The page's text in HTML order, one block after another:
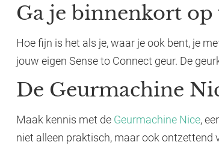
Ga je binnenkort op
Hoe fijn is het als je, waar je ook bent, je
jouw eigen Sense to Connect geur. De
De Geurmachine
Maak kennis met de Geurmachine Nice,
niet alleen praktisch, maar ook ontzettend